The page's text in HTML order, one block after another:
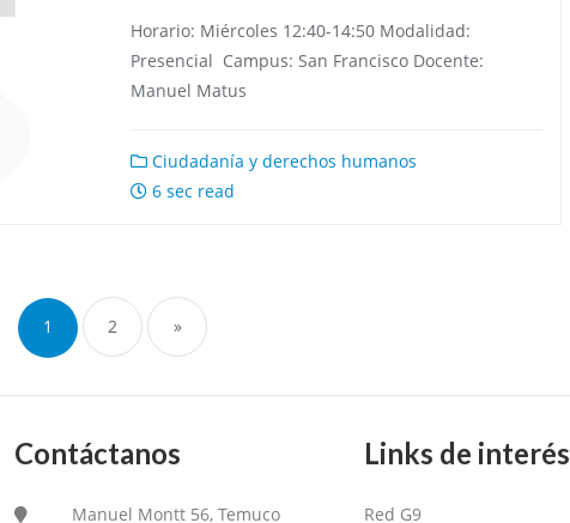
Horario: Miércoles 12:40-14:50 Modalidad:
Presencial Campus: San Francisco Docente:
Manuel Matus
Ciudadanía y derechos humanos
6 sec read
Navegación
de
entradas
1 2 »
Contáctanos
Manuel Montt 56, Temuco
Links de interés
Red G9